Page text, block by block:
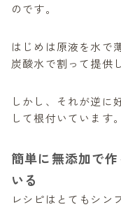
のです。
はじめは原液を水で
炭酸水で割って提供
しかし、それが逆に
して根付いています。
簡単に無添加で
いる
レシピはとてもシン